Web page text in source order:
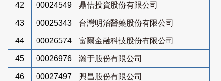
42 00024549 鼎佶投資股份有限公司
43 00025343 台灣明治醫藥股份有限公司
44 00026574 富爾金融科技股份有限公司
45 00026976 瀚于股份有限公司
46 00027497 興昌股份有限公司